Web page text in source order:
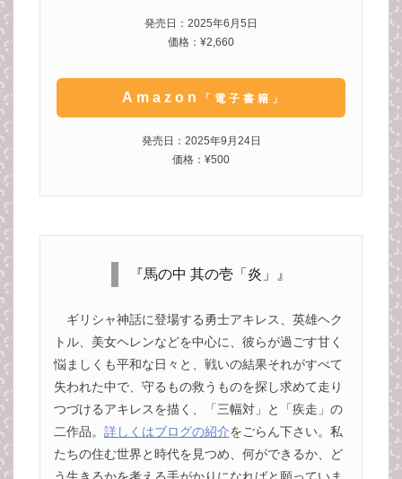
発売日：2025年6月5日
価格：¥2,660
Amazon 「電子書籍」
発売日：2025年9月24日
価格：¥500
『馬の中 其の壱「炎」』
ギリシャ神話に登場する勇士アキレス、英雄ヘク
トル、美女ヘレンなどを中心に、彼らが過ごす甘く
悩ましくも平和な日々と、戦いの結果それがすべて
失われた中で、守るもの救うものを探し求めて走り
つづけるアキレスを描く、「三幅対」と「疾走」の
二作品。 詳しくはブログの紹介をごらん下さい。私
たちの住む世界と時代を見つめ、何ができるか、ど
う生きるかを考える手がかりになればと願っていま